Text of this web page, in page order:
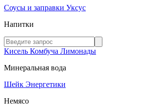
Соусы и заправки Уксус
Напитки
Кисель Комбуча Лимонады
Минеральная вода
Шейк Энергетики
Немясо